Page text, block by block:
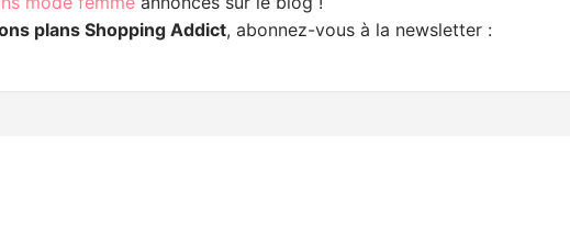
plans Shopping Addict, abonnez-vous à la newsletter :